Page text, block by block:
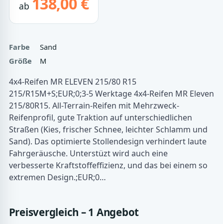
ab
Farbe
Sand
Größe
M
4x4-Reifen MR ELEVEN 215/80 R15
215/R15M+S;EUR;0;3-5 Werktage 4x4-Reifen MR Eleven
215/80R15. All-Terrain-Reifen mit Mehrzweck-
Reifenprofil, gute Traktion auf unterschiedlichen
Straßen (Kies, frischer Schnee, leichter Schlamm und
Sand). Das optimierte Stollendesign verhindert laute
Fahrgeräusche. Unterstüzt wird auch eine
verbesserte Kraftstoffeffizienz, und das bei einem so
extremen Design.;EUR;0…
Preisvergleich – 1 Angebot